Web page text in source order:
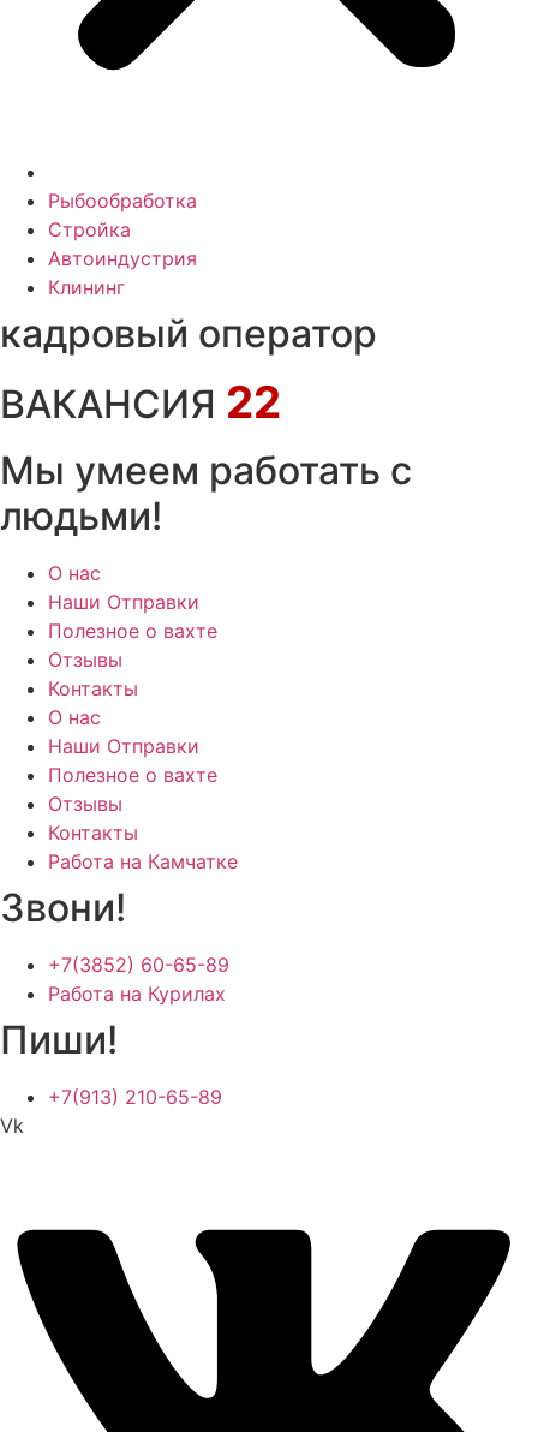
Рыбообработка
Стройка
Автоиндустрия
Клининг
кадровый оператор
ВАКАНСИЯ 22
Мы умеем работать с
людьми!
О нас
Наши Отправки
Полезное о вахте
Отзывы
Контакты
О нас
Наши Отправки
Полезное о вахте
Отзывы
Контакты
Работа на Камчатке
Звони!
+7(3852) 60-65-89
Работа на Курилах
Пиши!
+7(913) 210-65-89
Vk